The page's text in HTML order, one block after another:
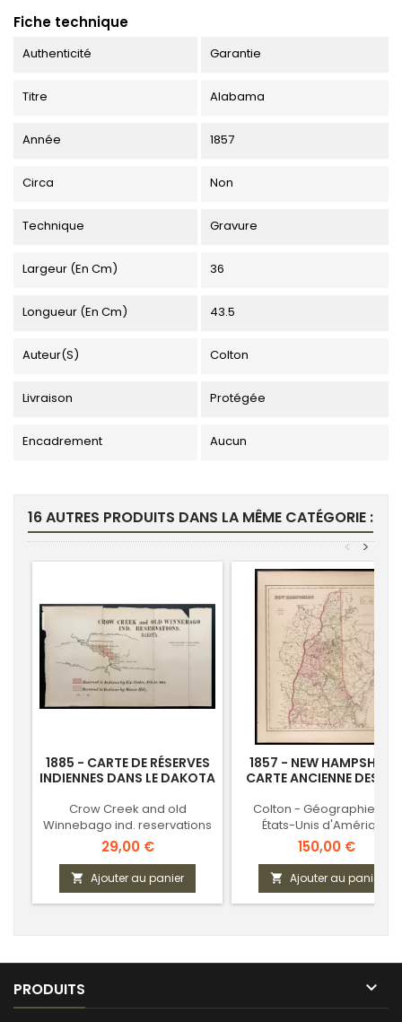
Fiche technique
Authenticité Garantie
Titre Alabama
Année 1857
Circa Non
Technique Gravure
Largeur (en Cm) 36
Longueur (en Cm) 43.5
Auteur(s) Colton
Livraison Protégée
Encadrement Aucun
16 AUTRES PRODUITS DANS LA MÊME CATÉGORIE :
>
<
1885 - CARTE DE RÉSERVES
INDIENNES DANS LE DAKOTA
Crow Creek and old
Winnebago ind. reservations
Prix
29,00 €
 Ajouter au panier
1857 - NEW HAMPSHIRE
CARTE ANCIENNE DES
Colton - Géographie des
États-Unis d'Amérique
Prix
150,00 €
 Ajouter au panier
PRODUITS 